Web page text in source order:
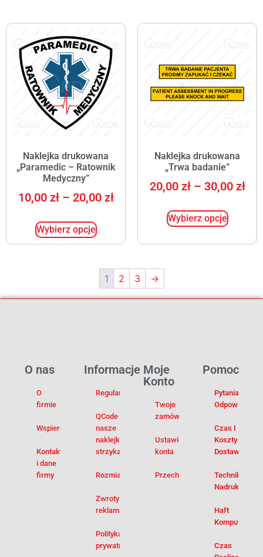
Naklejka drukowana
„Paramedic – Ratownik
Medyczny”
10,00 zł – 20,00 zł
Wybierz opcje
Naklejka drukowana
„Trwa badanie”
20,00 zł – 30,00 zł
Wybierz opcje
1 2 3 →
Pomoc
Pytania I
Odpowiedzi
Czas I
Koszty
Dostawy
Techniki
Nadruku
Haft
Komputerowy
Czas
Moje
Konto
Twoje
zamówienia
Ustawienia
konta
Przechowalnia
Informacje
Regulamin
QCode –
nasze
naklejki na
strzykawki
Rozmiarówka
Zwroty i
reklamacje
Polityka
prywatności
O nas
O
firmie
Wspieramy
Kontakt
i dane
firmy